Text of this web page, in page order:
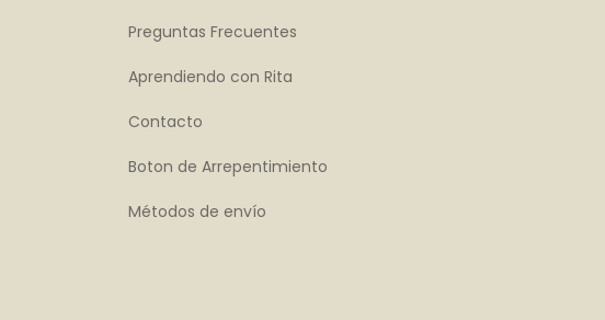
Preguntas Frecuentes
Aprendiendo con Rita
Contacto
Boton de Arrepentimiento
Métodos de envío